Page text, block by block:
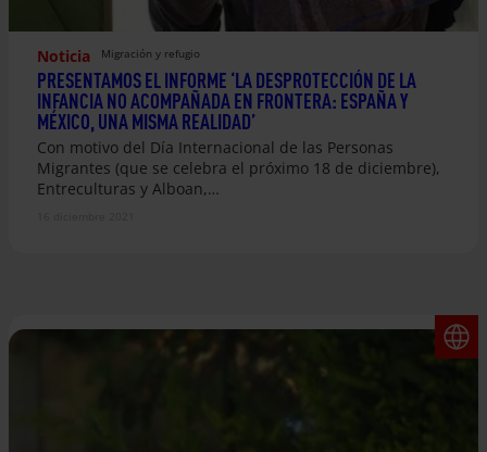
Noticia Migración y refugio
PRESENTAMOS EL INFORME ‘LA DESPROTECCIÓN DE LA
INFANCIA NO ACOMPAÑADA EN FRONTERA: ESPAÑA Y
MÉXICO, UNA MISMA REALIDAD’
Con motivo del Día Internacional de las Personas
Migrantes (que se celebra el próximo 18 de diciembre),
Entreculturas y Alboan,…